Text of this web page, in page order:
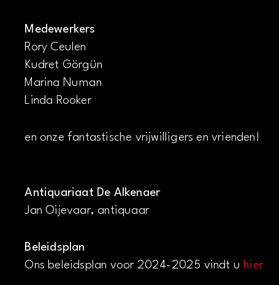
Medewerkers
Rory Ceulen
Kudret Görgün
Marina Numan
Linda Rooker
en onze fantastische vrijwilligers en vrienden!
Antiquariaat De Alkenaer
Jan Oijevaar, antiquaar
Beleidsplan
Ons beleidsplan voor 2024-2025 vindt uhier